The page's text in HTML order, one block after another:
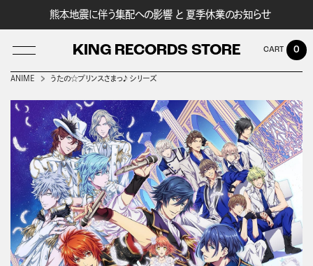
熊本地震に伴う集配への影響 と 夏季休業のお知らせ
KING RECORDS STORE
LOG IN
0
ANIME うたの☆プリンスさまっ♪ シリーズ